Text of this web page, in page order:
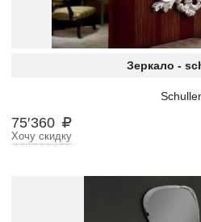
Зеркало -
Schuller
75′360
Хочу скидку